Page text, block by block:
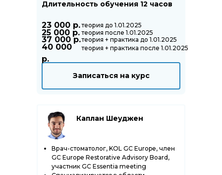
Длительность обучения 12 часов
23 000 р.
Записаться на курс
Каплан Шеуджен
Врач-стоматолог, KOL GC Europe, член
GC Europe Restorative Advisory Board,
участник GC Essentia meeting
теория до 1.01.2025
37 000 р.теория + практика до 1.01.2025
25 000 р.
40 000
р.
теория после 1.01.2025
теория + практика после 1.01.2025